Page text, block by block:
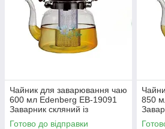
Чайник для заварювання чаю
600 мл Edenberg EB-19091
Заварник скляний із
неіржавким ситом
Готово до відправки
850